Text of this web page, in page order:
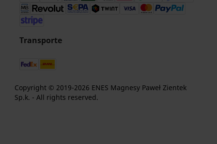
Transporte
Copyright © 2019-2026 ENES Magnesy Paweł Zientek
Sp.k. - All rights reserved.